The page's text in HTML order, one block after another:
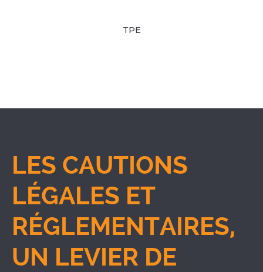
TPE
LES CAUTIONS
LÉGALES ET
RÉGLEMENTAIRES,
UN LEVIER DE